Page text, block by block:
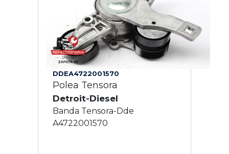
DDEA4722001570
Polea Tensora
Detroit-Diesel
Banda Tensora-Dde
A4722001570